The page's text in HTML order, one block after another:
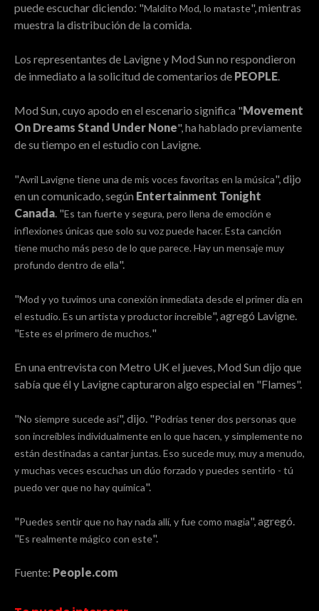
puede escuchar diciendo: "Maldito Mod, lo mataste", mientras
muestra la distribución de la comida.
Los representantes de Lavigne y Mod Sun no respondieron
de inmediato a la solicitud de comentarios de PEOPLE.
Mod Sun, cuyo apodo en el escenario significa "Movement
On Dreams Stand Under None", ha hablado previamente
de su tiempo en el estudio con Lavigne.
"Avril Lavigne tiene una de mis voces favoritas en la música", dijo
en un comunicado, según Entertainment Tonight
Canada. "Es tan fuerte y segura, pero llena de emoción e
inflexiones únicas que solo su voz puede hacer. Esta canción
tiene mucho más peso de lo que parece. Hay un mensaje muy
profundo dentro de ella".
"Mod y yo tuvimos una conexión inmediata desde el primer día en
el estudio. Es un artista y productor increíble", agregó Lavigne.
"Este es el primero de muchos."
En una entrevista con Metro UK el jueves, Mod Sun dijo que
sabía que él y Lavigne capturaron algo especial en "Flames".
"No siempre sucede así", dijo. "Podrías tener dos personas que
son increíbles individualmente en lo que hacen, y simplemente no
están destinadas a cantar juntas. Eso sucede muy, muy a menudo,
y muchas veces escuchas un dúo forzado y puedes sentirlo - tú
puedo ver que no hay química".
"Puedes sentir que no hay nada allí, y fue como magia", agregó.
"Es realmente mágico con este".
Fuente: People.com